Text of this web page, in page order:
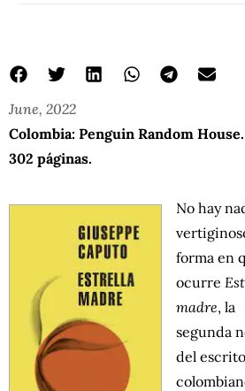
June, 2022
Colombia: Penguin Random
302 páginas.
No hay
forma en
ocurre
madre, la
segunda
del